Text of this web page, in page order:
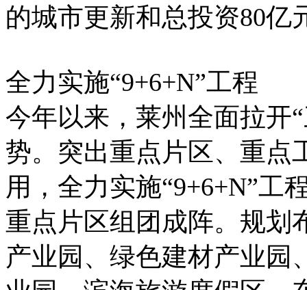
的城市更新和总投资80亿
全力实施“9+6+N”工程
今年以来，莱州全面拉开
势。突出重点片区、重点
用，全力实施“9+6+N”工
重点片区组团成阵。规划
产业园、绿色建材产业园